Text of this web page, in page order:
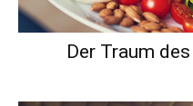
Der Traum